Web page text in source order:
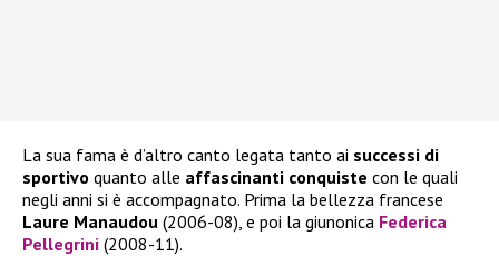
La sua fama è d’altro canto legata tanto ai successi di
sportivo quanto alle affascinanti conquiste con le quali
negli anni si è accompagnato. Prima la bellezza francese
Laure Manaudou (2006-08), e poi la giunonica Federica
Pellegrini (2008-11).